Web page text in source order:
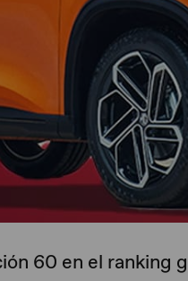
60 en el ranking